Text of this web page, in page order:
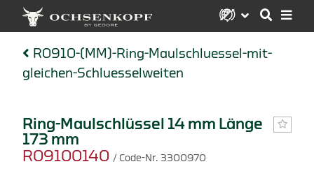
R0910-(MM)-Ring-Maulschluessel-mit-
gleichen-Schluesselweiten
Ring-Maulschlüssel 14 mm Länge
173 mm
R09100140 / Code-Nr. 3300970